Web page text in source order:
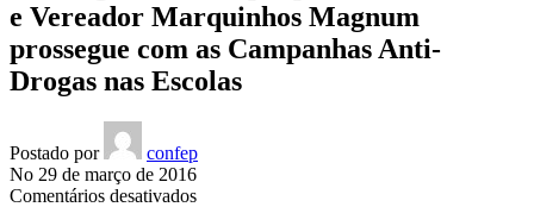
e Vereador Marquinhos Magnum
prossegue com as Campanhas Anti-
Drogas nas Escolas
Postado por
confep
No 29 de março de 2016
Comentários desativadosem